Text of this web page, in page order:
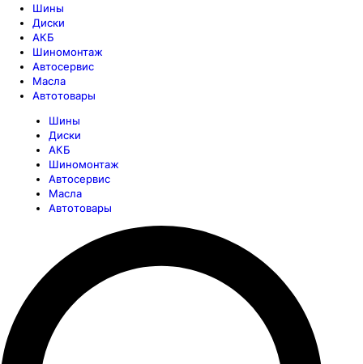
Шины
Диски
АКБ
Шиномонтаж
Автосервис
Масла
Автотовары
Шины
Диски
АКБ
Шиномонтаж
Автосервис
Масла
Автотовары